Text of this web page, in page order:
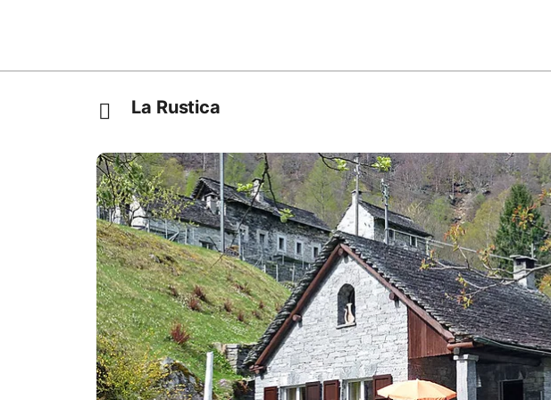
La Rustica